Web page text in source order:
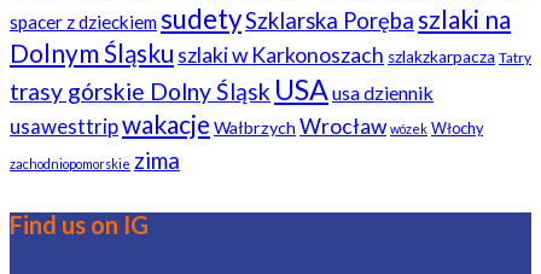
spacer z dzieckiemsudetySzklarska Porębaszlaki na
Dolnym Śląsku szlaki w Karkonoszach szlakzkarpacza Tatry
trasy górskie Dolny Śląsk USAusa dziennik
usawesttripwakacje Wałbrzych Wrocław wózek Włochy
zachodniopomorskie zima
Find us on IG